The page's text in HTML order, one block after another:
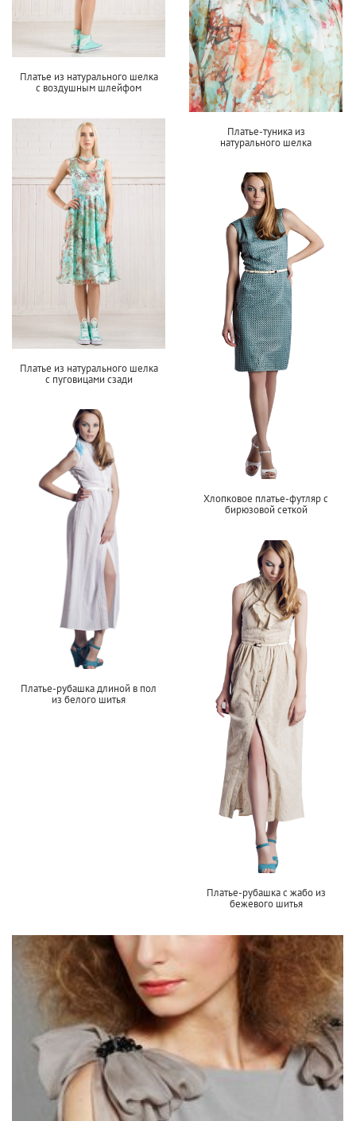
Платье из натурального шелка
с воздушным шлейфом
Платье-туника из
натурального шелка
Платье из натурального шелка
с пуговицами сзади
Хлопковое платье-футляр с
бирюзовой сеткой
Платье-рубашка длиной в пол
из белого шитья
Платье-рубашка с жабо из
бежевого шитья